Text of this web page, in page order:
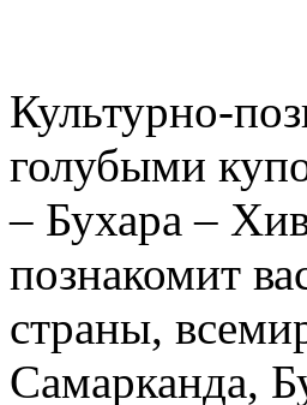
Культурно-
голубыми
– Бухара –
познакомит
страны,
Самарканда,